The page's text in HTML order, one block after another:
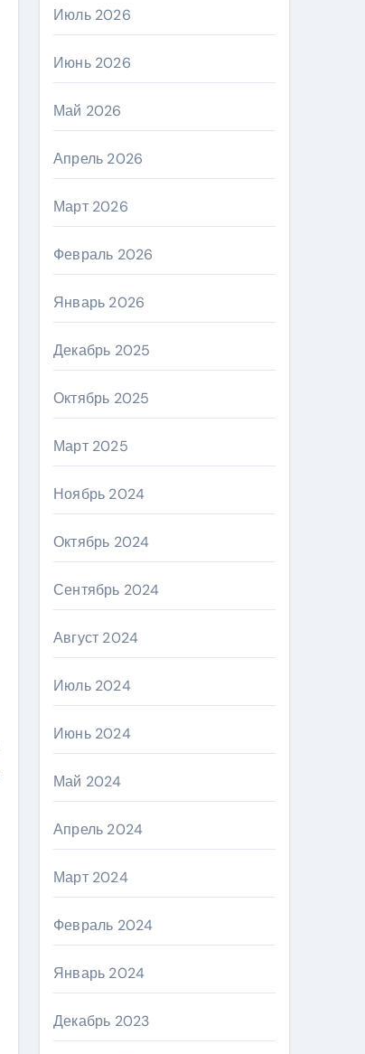
Июль 2026
Июнь 2026
Май 2026
Апрель 2026
Март 2026
Февраль 2026
Январь 2026
Декабрь 2025
Октябрь 2025
Март 2025
Ноябрь 2024
Октябрь 2024
Сентябрь 2024
Август 2024
Июль 2024
Июнь 2024
Май 2024
Апрель 2024
Март 2024
Февраль 2024
Январь 2024
Декабрь 2023